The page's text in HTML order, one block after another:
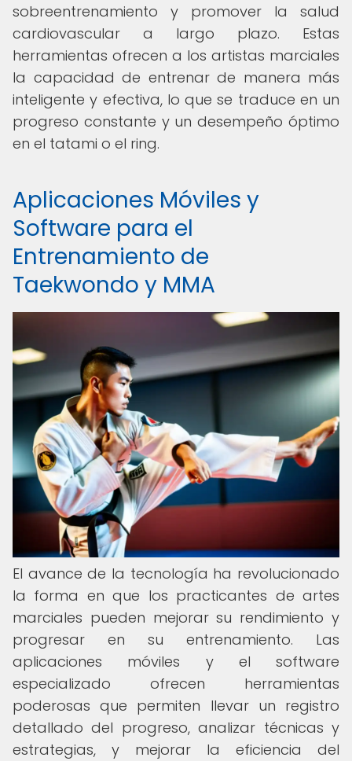
sobreentrenamiento y promover la salud
cardiovascular a largo plazo. Estas
herramientas ofrecen a los artistas marciales
la capacidad de entrenar de manera más
inteligente y efectiva, lo que se traduce en un
progreso constante y un desempeño óptimo
en el tatami o el ring.
Aplicaciones Móviles y
Software para el
Entrenamiento de
Taekwondo y MMA
El avance de la tecnología ha revolucionado
la forma en que los practicantes de artes
marciales pueden mejorar su rendimiento y
progresar en su entrenamiento. Las
aplicaciones móviles y el software
especializado ofrecen herramientas
poderosas que permiten llevar un registro
detallado del progreso, analizar técnicas y
estrategias, y mejorar la eficiencia del